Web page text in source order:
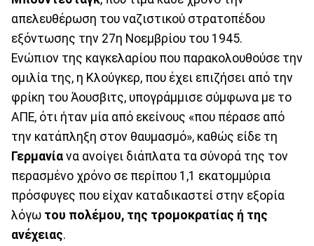
απελευθέρωση του ναζιστικού στρατοπέδου
εξόντωσης την 27η Νοεμβρίου του 1945.
Ενώπιον της καγκελαρίου που παρακολουθούσε την
ομιλία της, η Κλούγκερ, που έχει επιζήσει από την
φρίκη του Άουσβιτς, υπογράμμισε σύμφωνα με το
ΑΠΕ, ότι ήταν μία από εκείνους «που πέρασε από
την κατάπληξη στον θαυμασμό», καθώς είδε τη
Γερμανία να ανοίγει διάπλατα τα σύνορά της τον
περασμένο χρόνο σε περίπου 1,1 εκατομμύρια
πρόσφυγες που είχαν καταδικαστεί στην εξορία
λόγω του πολέμου, της τρομοκρατίας ή της
ανέχειας.